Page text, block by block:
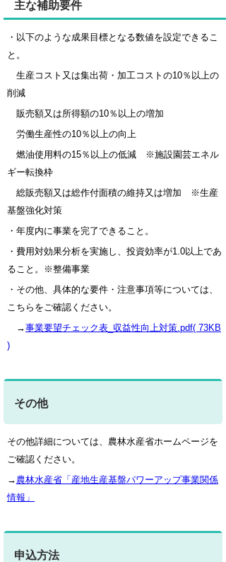
主な補助要件
・以下のような成果目標となる数値を設定できるこ
と。
生産コスト又は集出荷・加工コストの10％以上の
削減
販売額又は所得額の10％以上の増加
労働生産性の10％以上の向上
燃油使用料の15％以上の低減 ※施設園芸エネル
ギー転換枠
総販売額又は総作付面積の維持又は増加 ※生産
基盤強化対策
・年度内に事業を完了できること。
・費用対効果分析を実施し、投資効率が1.0以上であ
ること。※整備事業
・その他、具体的な要件・注意事項等については、
こちらをご確認ください。
→事業要望チェック表_収益性向上対策.pdf( 73KB
)
その他
その他詳細については、農林水産省ホームページを
ご確認ください。
→ 農林水産省「産地生産基盤パワーアップ事業関係
情報」
申込方法